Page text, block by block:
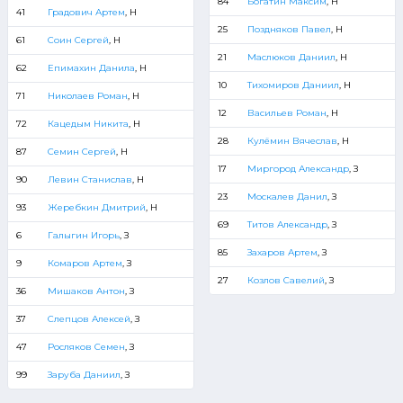
41 Градович Артем , Н
61 Соин Сергей , Н
62 Епимахин Данила , Н
71 Николаев Роман , Н
72 Кацедым Никита , Н
87 Семин Сергей , Н
90 Левин Станислав , Н
93 Жеребкин Дмитрий , Н
6 Галыгин Игорь, З
9 Комаров Артем , З
36 Мишаков Антон , З
37 Слепцов Алексей , З
47 Росляков Семен , З
99 Заруба Даниил , З
25 Поздняков Павел , Н
21 Маслюков Даниил , Н
10 Тихомиров Даниил , Н
12 Васильев Роман , Н
28 Кулёмин Вячеслав , Н
17 Миргород Александр, З
23 Москалев Данил , З
69 Титов Александр, З
85 Захаров Артем , З
27 Козлов Савелий , З